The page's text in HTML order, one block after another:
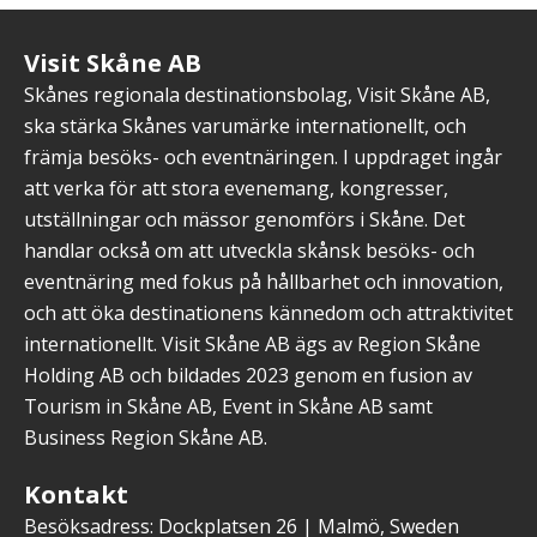
Visit Skåne AB
Skånes regionala destinationsbolag, Visit Skåne AB,
ska stärka Skånes varumärke internationellt, och
främja besöks- och eventnäringen. I uppdraget ingår
att verka för att stora evenemang, kongresser,
utställningar och mässor genomförs i Skåne. Det
handlar också om att utveckla skånsk besöks- och
eventnäring med fokus på hållbarhet och innovation,
och att öka destinationens kännedom och attraktivitet
internationellt. Visit Skåne AB ägs av Region Skåne
Holding AB och bildades 2023 genom en fusion av
Tourism in Skåne AB, Event in Skåne AB samt
Business Region Skåne AB.
Kontakt
Besöksadress: Dockplatsen 26 | Malmö, Sweden